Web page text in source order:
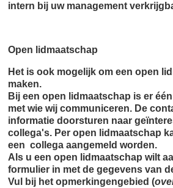
intern bij uw management
Open lidmaatschap
Het is ook mogelijk om een open
maken.
Bij een open lidmaatschap is er
met wie wij communiceren. De
informatie doorsturen naar
collega's. Per open lidmaatschap
een collega aangemeld worden.
Als u een open lidmaatschap wilt
formulier in met de gegevens van
Vul bij het opmerkingengebied (